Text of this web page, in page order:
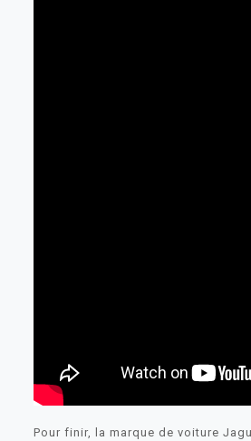
Pour finir, la marque de voiture